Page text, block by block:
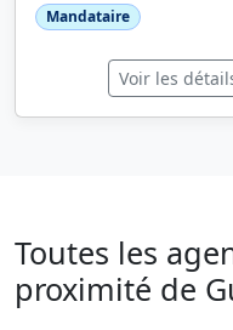
Mandataire
Voir les
Toutes les
proximité de